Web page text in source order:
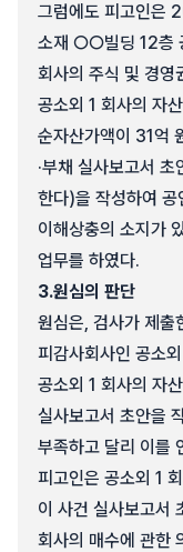
그럼에도 피고인은
소재 ○○빌딩 12층
회사의 주식 및 경영
공소외 1 회사의 자
순자산가액이 31억
·부채 실사보고서
한다)을 작성하여
이해상충의 소지가
업무를 하였다.
3.원심의 판단
원심은, 검사가 제출
피감사회사인 공소
공소외 1 회사의 자
실사보고서 초안을
부족하고 달리 이를
피고인은 공소외 1
이 사건 실사보고서
회사의 매수에 관한